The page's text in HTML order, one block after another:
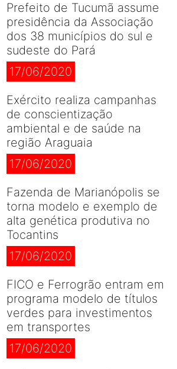
Prefeito de Tucumã assume
presidência da Associação
dos 38 municípios do sul e
sudeste do Pará
17/06/2020
Exército realiza campanhas
de conscientização
ambiental e de saúde na
região Araguaia
17/06/2020
Fazenda de Marianópolis se
torna modelo e exemplo de
alta genética produtiva no
Tocantins
17/06/2020
FICO e Ferrogrão entram em
programa modelo de títulos
verdes para investimentos
em transportes
17/06/2020